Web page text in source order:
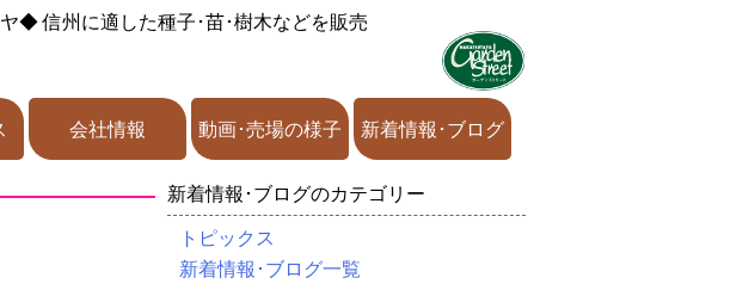
ヤ◆信州に適した種子･苗･樹木などを販売
会社情報 動画･売場の様子 新着情報･ブログ
新着情報･ブログのカテゴリー
トピックス
新着情報･ブログ一覧